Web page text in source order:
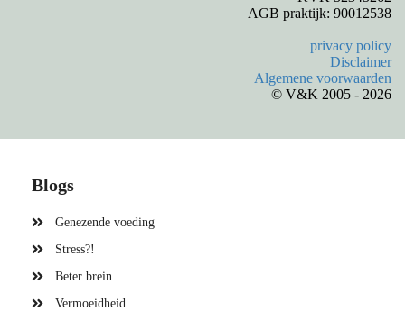
AGB praktijk: 90012538
privacy policy
Disclaimer
Algemene voorwaarden
© V&K 2005 - 2026
Blogs
Genezende voeding
Stress?!
Beter brein
Vermoeidheid